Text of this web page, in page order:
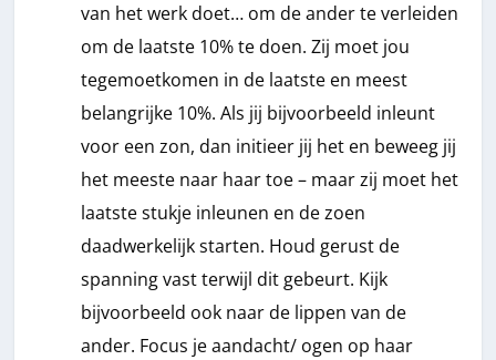
van het werk doet… om de ander te verleiden
om de laatste 10% te doen. Zij moet jou
tegemoetkomen in de laatste en meest
belangrijke 10%. Als jij bijvoorbeeld inleunt
voor een zon, dan initieer jij het en beweeg jij
het meeste naar haar toe – maar zij moet het
laatste stukje inleunen en de zoen
daadwerkelijk starten. Houd gerust de
spanning vast terwijl dit gebeurt. Kijk
bijvoorbeeld ook naar de lippen van de
ander. Focus je aandacht/ ogen op haar